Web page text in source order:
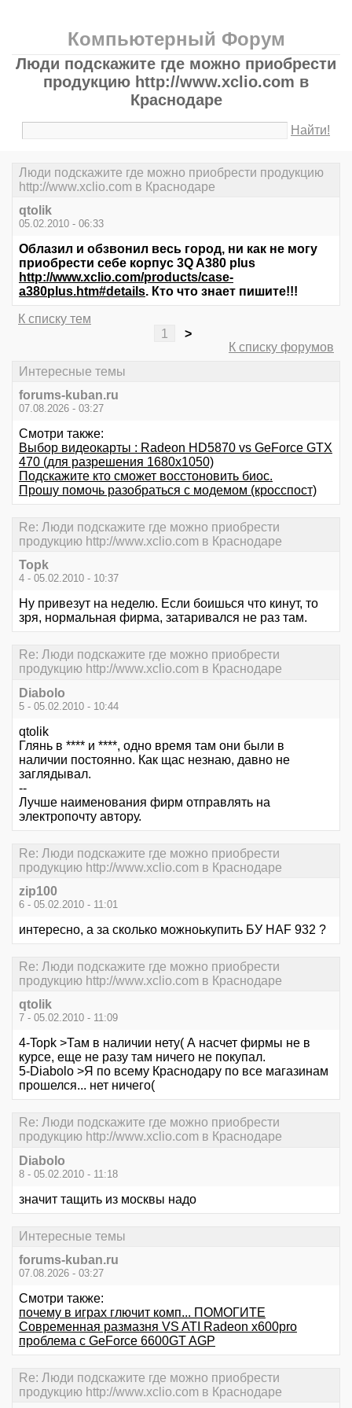
Компьютерный Форум
Люди подскажите где можно приобрести
продукцию http://www.xclio.com в
Краснодаре
Найти!
Люди подскажите где можно приобрести продукцию
http://www.xclio.com в Краснодаре
qtolik
05.02.2010 - 06:33
Облазил и обзвонил весь город, ни как не могу
приобрести себе корпус 3Q A380 plus
http://www.xclio.com/products/case-
a380plus.htm#details. Кто что знает пишите!!!
К списку тем
1
>
К списку форумов
Интересные темы
forums-kuban.ru
07.08.2026 - 03:27
Смотри также:
Выбор видеокарты : Radeon HD5870 vs GeForce GTX
470 (для разрешения 1680х1050)
Подскажите кто сможет восстоновить биос.
Прошу помочь разобраться с модемом (кросспост)
Re: Люди подскажите где можно приобрести
продукцию http://www.xclio.com в Краснодаре
Topk
4 - 05.02.2010 - 10:37
Ну привезут на неделю. Если боишься что кинут, то
зря, нормальная фирма, затаривался не раз там.
Re: Люди подскажите где можно приобрести
продукцию http://www.xclio.com в Краснодаре
Diabolo
5 - 05.02.2010 - 10:44
qtolik
Глянь в **** и ****, одно время там они были в
наличии постоянно. Как щас незнаю, давно не
заглядывал.
--
Лучше наименования фирм отправлять на
электропочту автору.
Re: Люди подскажите где можно приобрести
продукцию http://www.xclio.com в Краснодаре
zip100
6 - 05.02.2010 - 11:01
интересно, а за сколько можноькупить БУ HAF 932 ?
Re: Люди подскажите где можно приобрести
продукцию http://www.xclio.com в Краснодаре
qtolik
7 - 05.02.2010 - 11:09
4-Topk >Там в наличии нету( А насчет фирмы не в
курсе, еще не разу там ничего не покупал.
5-Diabolo >Я по всему Краснодару по все магазинам
прошелся... нет ничего(
Re: Люди подскажите где можно приобрести
продукцию http://www.xclio.com в Краснодаре
Diabolo
8 - 05.02.2010 - 11:18
значит тащить из москвы надо
Интересные темы
forums-kuban.ru
07.08.2026 - 03:27
Смотри также:
почему в играх глючит комп... ПОМОГИТЕ
Современная размазня VS ATI Radeon x600pro
проблема с GeForce 6600GT AGP
Re: Люди подскажите где можно приобрести
продукцию http://www.xclio.com в Краснодаре